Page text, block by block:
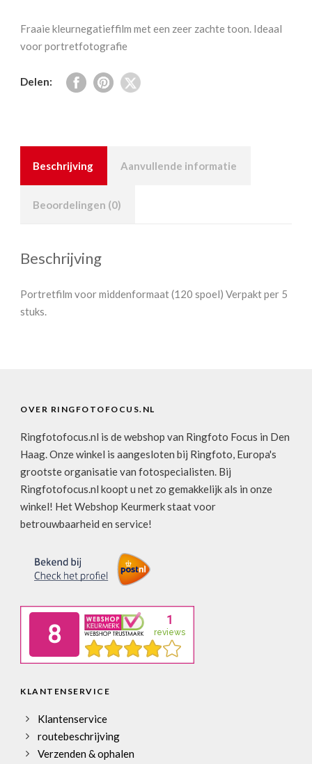
120
Fraaie kleurnegatieffilm met een zeer zachte toon. Ideaal
voor portretfotografie
Delen:
Beschrijving Aanvullende informatie
Beoordelingen (0)
Beschrijving
Portretfilm voor middenformaat (120 spoel) Verpakt per 5
stuks.
OVER RINGFOTOFOCUS.NL
Ringfotofocus.nl is de webshop van Ringfoto Focus in Den
Haag. Onze winkel is aangesloten bij Ringfoto, Europa's
grootste organisatie van fotospecialisten. Bij
Ringfotofocus.nl koopt u net zo gemakkelijk als in onze
winkel! Het Webshop Keurmerk staat voor
betrouwbaarheid en service!
KLANTENSERVICE
Klantenservice
routebeschrijving
Verzenden & ophalen